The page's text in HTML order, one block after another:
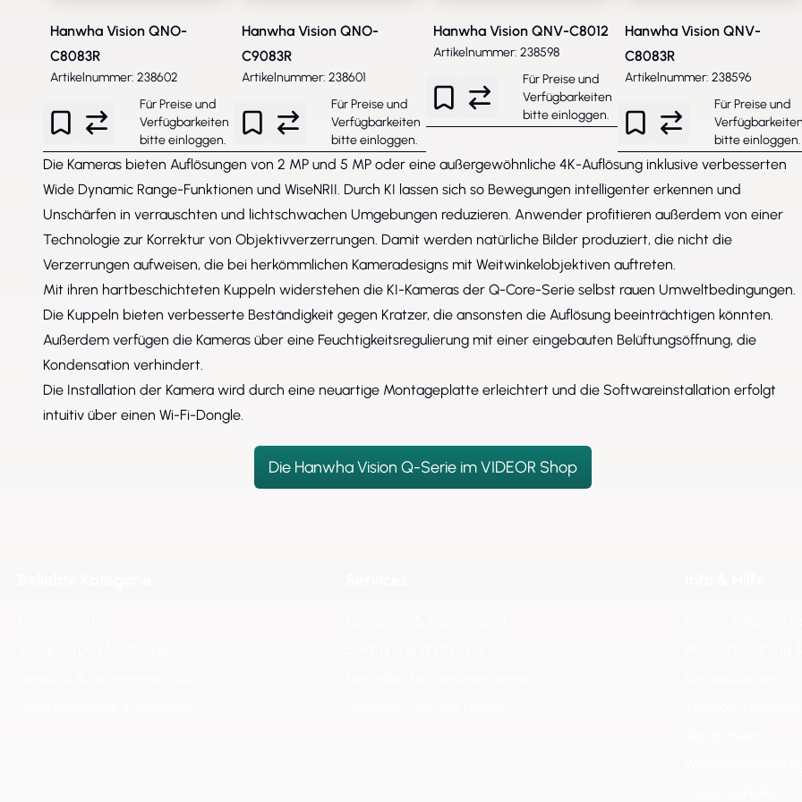
Hanwha Vision QNO-
C8083R
Artikelnummer: 238602
Für Preise und
Verfügbarkeiten
bitteeinloggen.
Hanwha Vision QNO-
C9083R
Artikelnummer: 238601
Für Preise und
Verfügbarkeiten
bitteeinloggen.
Hanwha Vision QNV-C8012
Artikelnummer: 238598
Für Preise und
Verfügbarkeiten
bitteeinloggen.
Hanwha Vision QNV-
C8083R
Artikelnummer: 238596
Für Preise und
bitteeinloggen.
Die Kameras bieten Auflösungen von 2 MP und 5 MP oder eine außergewöhnliche 4K-Auflösung inklusive verbesserten
Wide Dynamic Range-Funktionen und WiseNRII. Durch KI lassen sich so Bewegungen intelligenter erkennen und
Unschärfen in verrauschten und lichtschwachen Umgebungen reduzieren. Anwender profitieren außerdem von einer
Technologie zur Korrektur von Objektivverzerrungen. Damit werden natürliche Bilder produziert, die nicht die
Verzerrungen aufweisen, die bei herkömmlichen Kameradesigns mit Weitwinkelobjektiven auftreten.
Mit ihren hartbeschichteten Kuppeln widerstehen die KI-Kameras der Q-Core-Serie selbst rauen Umweltbedingungen.
Die Kuppeln bieten verbesserte Beständigkeit gegen Kratzer, die ansonsten die Auflösung beeinträchtigen könnten.
Außerdem verfügen die Kameras über eine Feuchtigkeitsregulierung mit einer eingebauten Belüftungsöffnung, die
Kondensation verhindert.
Die Installation der Kamera wird durch eine neuartige Montageplatte erleichtert und die Softwareinstallation erfolgt
intuitiv über einen Wi-Fi-Dongle.
Die Hanwha Vision Q-Serie im VIDEOR Shop